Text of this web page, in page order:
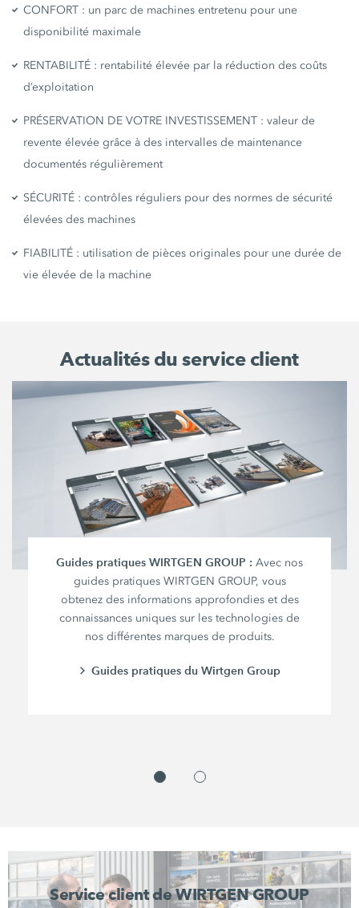
CONFORT : un parc de machines entretenu pour une
disponibilité maximale
RENTABILITÉ : rentabilité élevée par la réduction des coûts
d’exploitation
PRÉSERVATION DE VOTRE INVESTISSEMENT : valeur de
revente élevée grâce à des intervalles de maintenance
documentés régulièrement
SÉCURITÉ : contrôles réguliers pour des normes de sécurité
élevées des machines
FIABILITÉ : utilisation de pièces originales pour une durée de
vie élevée de la machine
Actualités du service client
Guides pratiques WIRTGEN GROUP : Avec nos
guides pratiques WIRTGEN GROUP, vous
obtenez des informations approfondies et des
connaissances uniques sur les technologies de
nos différentes marques de produits.
Guides pratiques du Wirtgen Group
Service client de WIRTGEN GROUP